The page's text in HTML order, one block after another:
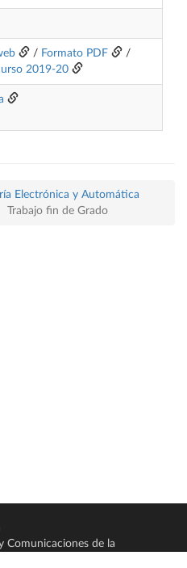
/ Formato PDF
/
2019-20
Electrónica y Automática
Trabajo fin de Grado
de la